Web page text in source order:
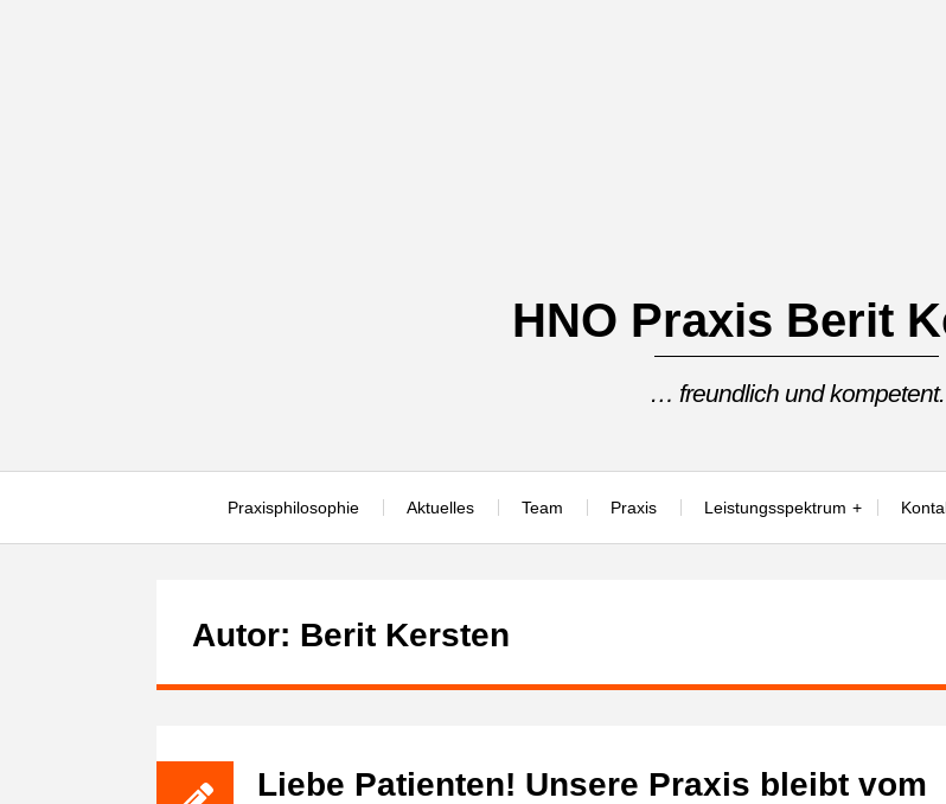
HNO Praxis Berit
… freundlich und kompetent.
Praxisphilosophie Aktuelles Team Praxis Leistungsspektrum
Autor: Berit Kersten
Liebe Patienten! Unsere Praxis bleibt vom